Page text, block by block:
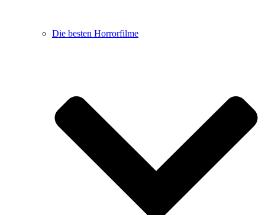
Die besten Horrorfilme